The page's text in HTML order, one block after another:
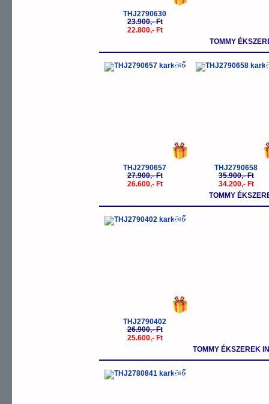
THJ2790630
23.900,- Ft
22.800,- Ft
TOMMY
-5%
THJ2790657
27.900,- Ft
26.600,- Ft
-
THJ2790658
35.900,- Ft
34.200,- Ft
TOMMY
-5%
THJ2790402
26.900,- Ft
25.600,- Ft
TOMMY ÉKSZEREK
-5%